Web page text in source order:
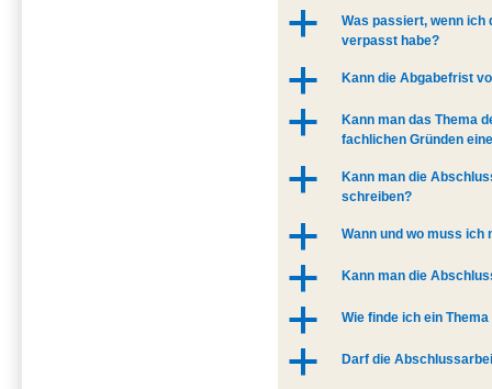
a
Was passiert, wenn
verpasst habe?
a Kann die Abgabefrist
a
Kann man das Thema
fachlichen Gründen
a
Kann man die
schreiben?
a Wann und wo muss
a Kann man die
a Wie finde ich ein
a Darf die